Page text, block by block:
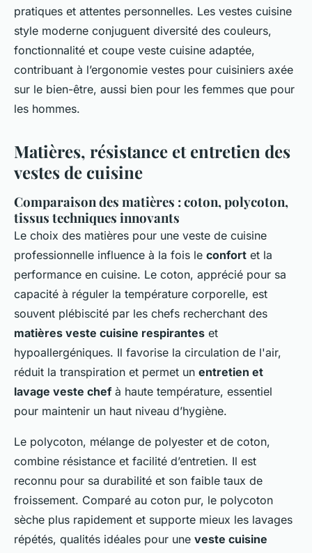
pratiques et attentes personnelles. Les vestes cuisine
style moderne conjuguent diversité des couleurs,
fonctionnalité et coupe veste cuisine adaptée,
contribuant à l’ergonomie vestes pour cuisiniers axée
sur le bien-être, aussi bien pour les femmes que pour
les hommes.
Matières, résistance et entretien des
vestes de cuisine
Comparaison des matières : coton, polycoton,
tissus techniques innovants
Le choix des matières pour une veste de cuisine
professionnelle influence à la fois le confort et la
performance en cuisine. Le coton, apprécié pour sa
capacité à réguler la température corporelle, est
souvent plébiscité par les chefs recherchant des
matières veste cuisine respirantes et
hypoallergéniques. Il favorise la circulation de l'air,
réduit la transpiration et permet un entretien et
lavage veste chef à haute température, essentiel
pour maintenir un haut niveau d’hygiène.
Le polycoton, mélange de polyester et de coton,
combine résistance et facilité d’entretien. Il est
reconnu pour sa durabilité et son faible taux de
froissement. Comparé au coton pur, le polycoton
sèche plus rapidement et supporte mieux les lavages
répétés, qualités idéales pour une veste cuisine